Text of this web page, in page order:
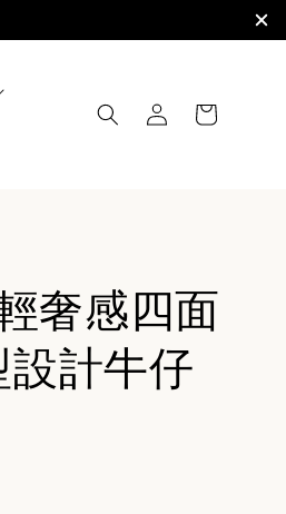
輕奢感四面
計牛仔